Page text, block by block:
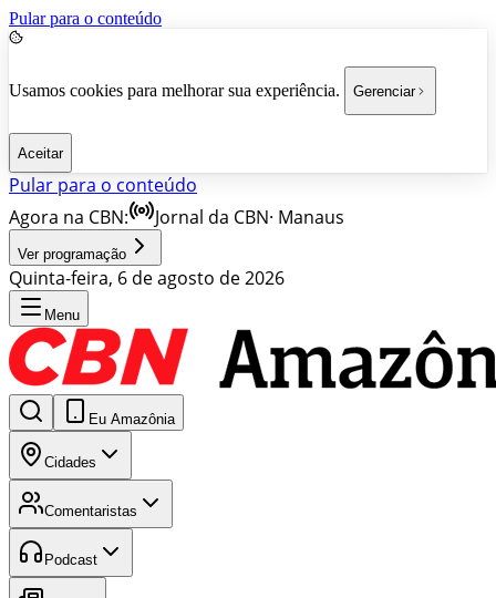
Pular para o conteúdo
Usamos cookies para melhorar sua experiência. Gerenciar
Aceitar
Pular para o conteúdo
Agora na CBN:
Jornal da CBN· Manaus
Ver programação
Quinta-feira, 6 de agosto de 2026
Menu
Eu Amazônia
Cidades
Comentaristas
Podcast